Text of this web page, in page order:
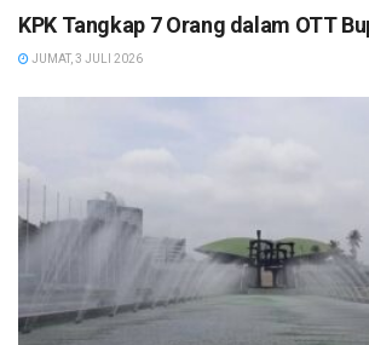
KPK Tangkap 7 Orang dalam OTT
JUMAT, 3 JULI 2026